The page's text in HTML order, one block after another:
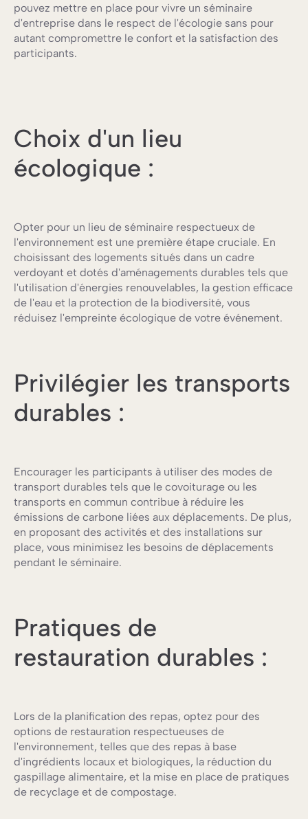
pouvez mettre en place pour vivre un séminaire
d'entreprise dans le respect de l'écologie sans pour
autant compromettre le confort et la satisfaction des
participants.
Choix d'un lieu
écologique :
Opter pour un lieu de séminaire respectueux de
l'environnement est une première étape cruciale. En
choisissant des logements situés dans un cadre
verdoyant et dotés d'aménagements durables tels que
l'utilisation d'énergies renouvelables, la gestion efficace
de l'eau et la protection de la biodiversité, vous
réduisez l'empreinte écologique de votre événement.
Privilégier les transports
durables :
Encourager les participants à utiliser des modes de
transport durables tels que le covoiturage ou les
transports en commun contribue à réduire les
émissions de carbone liées aux déplacements. De plus,
en proposant des activités et des installations sur
place, vous minimisez les besoins de déplacements
pendant le séminaire.
Pratiques de
restauration durables :
Lors de la planification des repas, optez pour des
options de restauration respectueuses de
l'environnement, telles que des repas à base
d'ingrédients locaux et biologiques, la réduction du
gaspillage alimentaire, et la mise en place de pratiques
de recyclage et de compostage.